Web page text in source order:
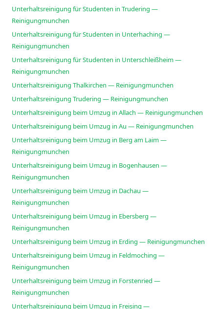
Unterhaltsreinigung für Studenten in Trudering —
Reinigungmunchen
Unterhaltsreinigung für Studenten in Unterhaching —
Reinigungmunchen
Unterhaltsreinigung für Studenten in Unterschleißheim —
Reinigungmunchen
Unterhaltsreinigung Thalkirchen — Reinigungmunchen
Unterhaltsreinigung Trudering — Reinigungmunchen
Unterhaltsreinigung beim Umzug in Allach — Reinigungmunchen
Unterhaltsreinigung beim Umzug in Au — Reinigungmunchen
Unterhaltsreinigung beim Umzug in Berg am Laim —
Reinigungmunchen
Unterhaltsreinigung beim Umzug in Bogenhausen —
Reinigungmunchen
Unterhaltsreinigung beim Umzug in Dachau —
Reinigungmunchen
Unterhaltsreinigung beim Umzug in Ebersberg —
Reinigungmunchen
Unterhaltsreinigung beim Umzug in Erding — Reinigungmunchen
Unterhaltsreinigung beim Umzug in Feldmoching —
Reinigungmunchen
Unterhaltsreinigung beim Umzug in Forstenried —
Reinigungmunchen
Unterhaltsreinigung beim Umzug in Freising —